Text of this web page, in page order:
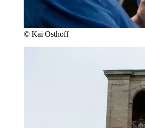
© Kai Osthoff